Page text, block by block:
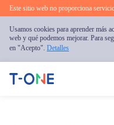
Este sitio web no proporciona
Usamos cookies para aprender más
web y qué podemos mejorar. Para
en "Acepto". Detalles